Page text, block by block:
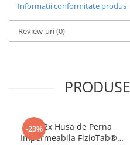
Textura fina si silentioasa
atingere delicata, fara
un somn linistit.
Informatii conformitate produs
Review-uri(0)
-23%
Set 2x Husa de Perna
Impermeabila FizioTab®,